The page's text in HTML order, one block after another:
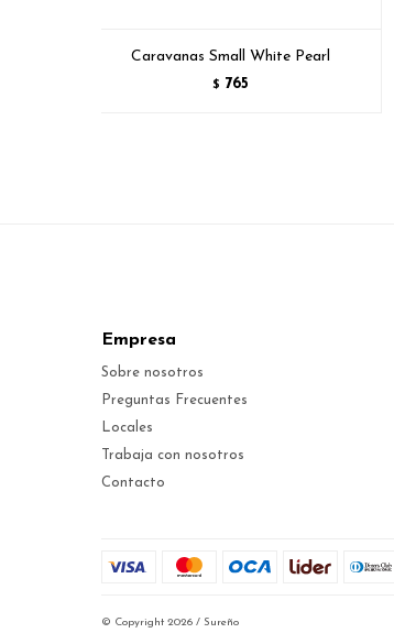
Caravanas Small White Pearl
$ 765
Empresa
Sobre nosotros
Preguntas Frecuentes
Locales
Trabaja con nosotros
Contacto
© Copyright 2026 / Sureño